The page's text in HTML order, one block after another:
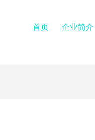
首页 企业简介